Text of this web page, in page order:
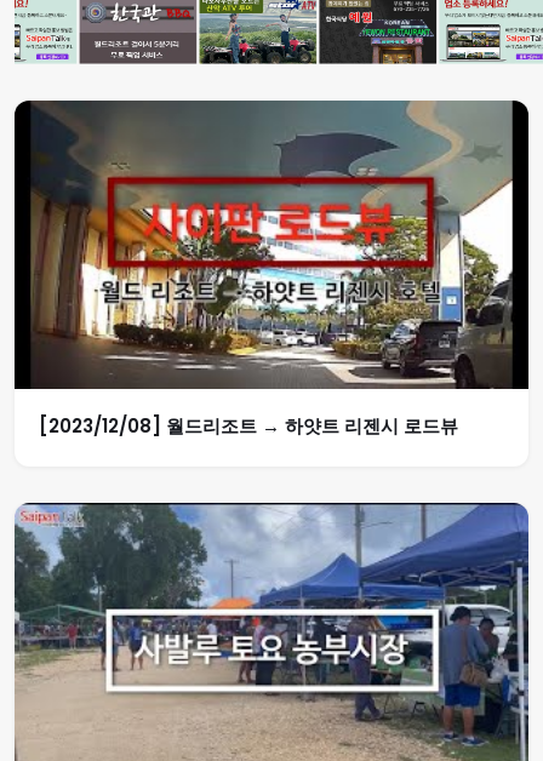
[2023/12/08] 월드리조트 → 하얏트 리젠시 로드뷰